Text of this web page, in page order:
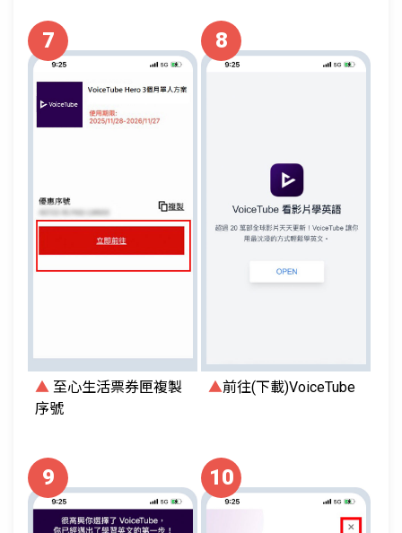
7
▲ 至心生活票券匣複製
序號
8
▲前往(下載)VoiceTube
9 10